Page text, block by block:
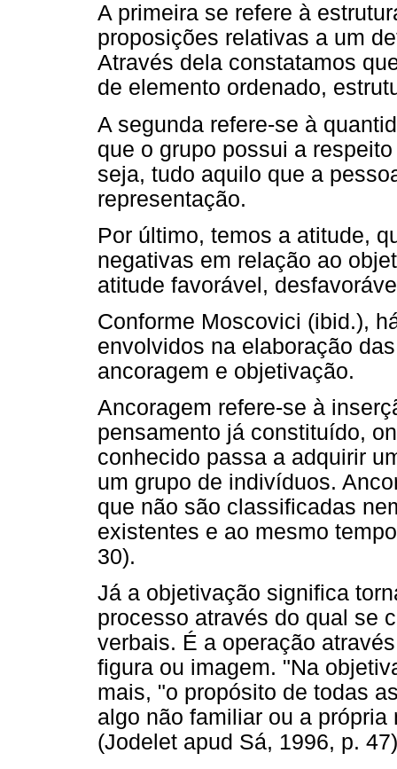
A primeira se refere à
proposições relativas a um
Através dela constatamos
de elemento ordenado,
A segunda refere-se à
que o grupo possui a
seja, tudo aquilo que a
representação.
Por último, temos a atitude,
negativas em relação ao
atitude favorável,
Conforme Moscovici (ibid.),
envolvidos na elaboração
ancoragem e objetivação.
Ancoragem refere-se à
pensamento já constituído,
conhecido passa a adquirir
um grupo de indivíduos.
que não são classificadas
existentes e ao mesmo
30).
Já a objetivação significa
processo através do qual se
verbais. É a operação
figura ou imagem. "Na
mais, "o propósito de todas
algo não familiar ou a
(Jodelet apud Sá, 1996, p.